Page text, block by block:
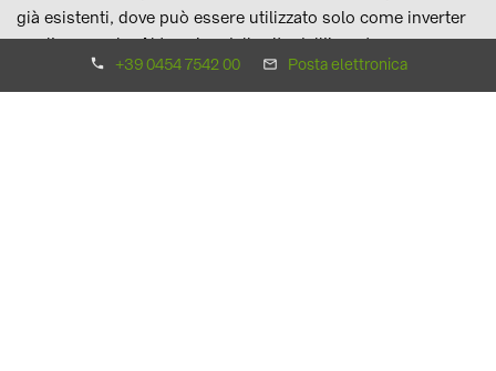
+39 0454 7542 00 Posta elettronica
già esistenti, dove può essere utilizzato solo come inverter
per l’accumulo. Al termine della vita dell’inverter
fotovoltaico già presente sull’impianto, si potrà alimentare
l’ingresso fotovoltaico dell’inverter ibrido ZCS già installato,